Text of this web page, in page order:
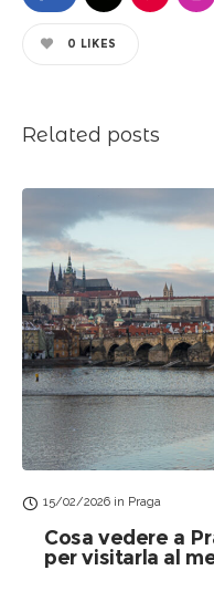
0 LIKES
Related posts
15/02/2026 in Praga
Cosa vedere a
per visitarla al